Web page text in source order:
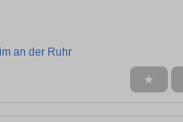
an der Ruhr
★